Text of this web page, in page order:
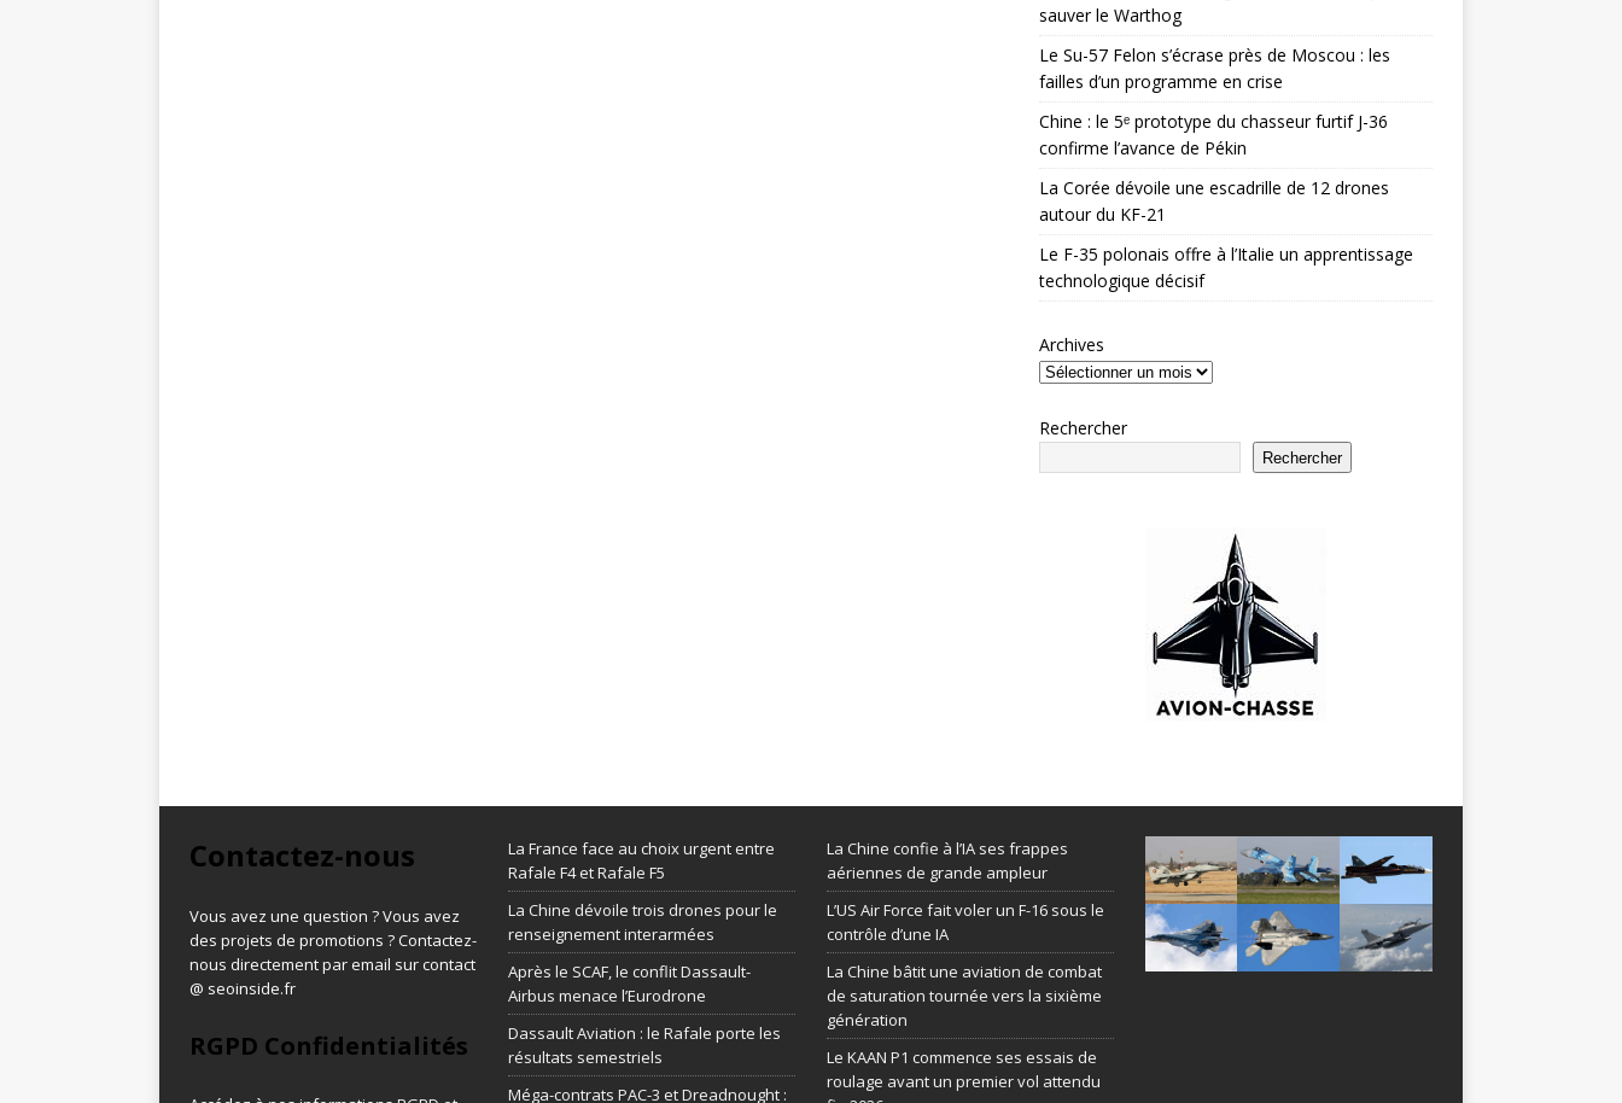
sauver le Warthog
Le Su-57 Felon s’écrase près de Moscou : les
failles d’un programme en crise
Chine : le 5ᵉ prototype du chasseur furtif J-36
confirme l’avance de Pékin
La Corée dévoile une escadrille de 12 drones
autour du KF-21
Le F-35 polonais offre à l’Italie un apprentissage
technologique décisif
Archives
Rechercher
Rechercher
Contactez-nous
Vous avez une question ? Vous avez
des projets de promotions ? Contactez-
nous directement par email sur contact
@ seoinside.fr
RGPD Confidentialités
La France face au choix urgent entre
Rafale F4 et Rafale F5
La Chine dévoile trois drones pour le
renseignement interarmées
Après le SCAF, le conflit Dassault-
Airbus menace l’Eurodrone
Dassault Aviation : le Rafale porte les
résultats semestriels
Méga-contrats PAC-3 et Dreadnought :
La Chine confie à l’IA ses frappes
aériennes de grande ampleur
L’US Air Force fait voler un F-16 sous le
contrôle d’une IA
La Chine bâtit une aviation de combat
de saturation tournée vers la sixième
génération
Le KAAN P1 commence ses essais de
roulage avant un premier vol attendu